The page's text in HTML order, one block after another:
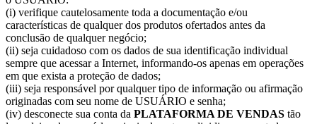
(i) verifique cautelosamente toda a documentação e/ou
características de qualquer dos produtos ofertados antes da
conclusão de qualquer negócio;
(ii) seja cuidadoso com os dados de sua identificação individual
sempre que acessar a Internet, informando-os apenas em operações
em que exista a proteção de dados;
(iii) seja responsável por qualquer tipo de informação ou afirmação
originadas com seu nome de USUÁRIO e senha;
(iv) desconecte sua conta da PLATAFORMA DE VENDAS tão